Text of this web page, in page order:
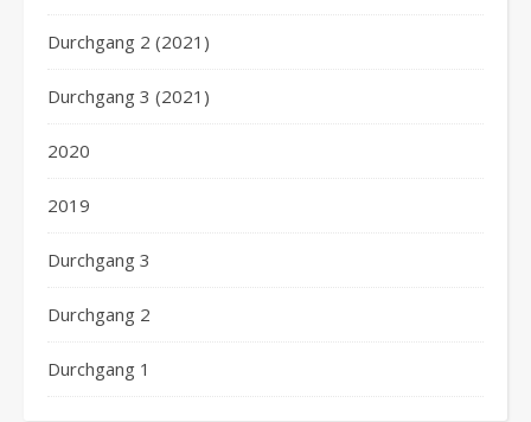
Durchgang 2 (2021)
Durchgang 3 (2021)
2020
2019
Durchgang 3
Durchgang 2
Durchgang 1